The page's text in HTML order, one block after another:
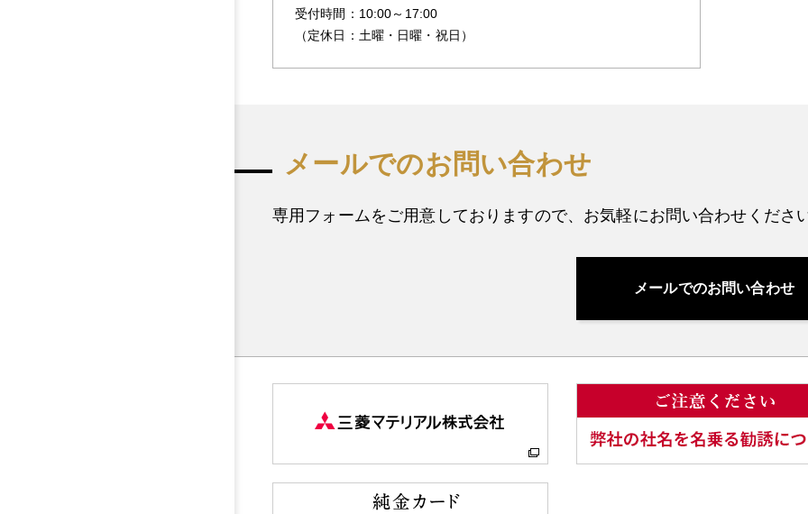
受付時間：10:00～17:00
（定休日：土曜・日曜・祝日）
メールでのお問い合わせ
専用フォームをご用意しておりますので、お気軽にお問い合わせくださ
メールでのお問い合わせ